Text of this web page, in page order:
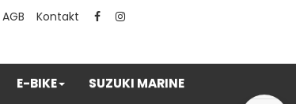
AGB Kontakt
E-BIKE SUZUKI MARINE